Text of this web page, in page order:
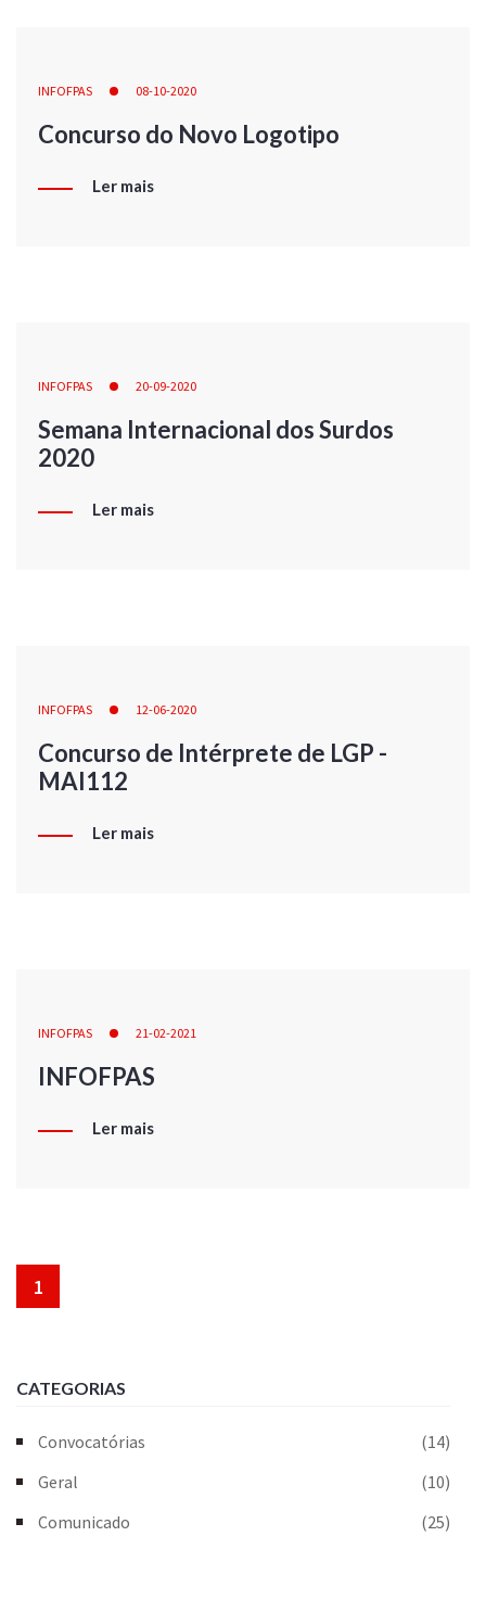
INFOFPAS 08-10-2020
Concurso do Novo Logotipo
Ler mais
INFOFPAS 20-09-2020
Semana Internacional dos Surdos
2020
Ler mais
INFOFPAS 12-06-2020
Concurso de Intérprete de LGP -
MAI112
Ler mais
INFOFPAS 21-02-2021
INFOFPAS
Ler mais
1
CATEGORIAS
Convocatórias
(14)
Geral
(10)
Comunicado
(25)